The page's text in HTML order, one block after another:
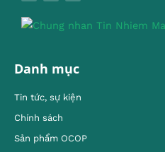
Danh mục
Tin tức, sự kiện
Chính sách
Sản phẩm OCOP